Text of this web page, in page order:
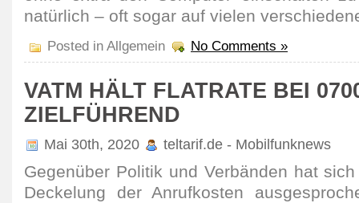
natür­lich – oft sogar auf vielen
Posted in Allgemein No Comments »
VATM HÄLT FLATRATE BEI
ZIELFÜHREND
Mai 30th, 2020 teltarif.de - Mobilfunknews
Gegen­über Politik und Verbänden hat
Decke­lung der Anruf­kosten